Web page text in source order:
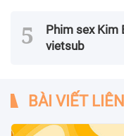
Phim sex Kim
vietsub
BÀI VIẾT